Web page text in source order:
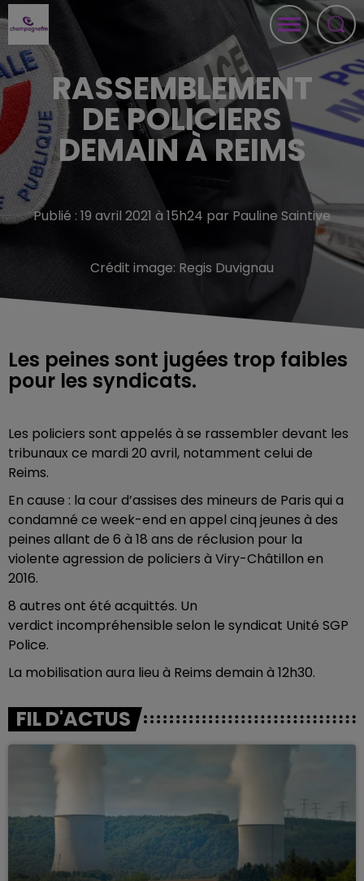
RASSEMBLEMENT
DE POLICIERS
DEMAIN À REIMS
Publié : 19 avril 2021 à 15h24 par Pauline Saintive
Crédit image: Regis Duvignau
Les peines sont jugées trop faibles
pour les syndicats.
Les policiers sont appelés à se rassembler devant les
tribunaux ce mardi 20 avril, notamment celui de
Reims.
En cause : la cour d’assises des mineurs de Paris qui a
condamné ce week-end en appel cinq jeunes à des
peines allant de 6 à 18 ans de réclusion pour la
violente agression de policiers à Viry-Châtillon en
2016.
8 autres ont été acquittés. Un
verdict incompréhensible selon le syndicat Unité SGP
Police.
La mobilisation aura lieu à Reims demain à 12h30.
FIL D'ACTUS